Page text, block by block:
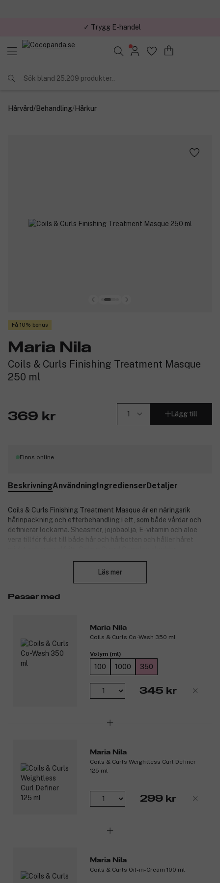
✓ Trygg E-handel
Sök bland 25.209 produkter..
Hårvård/Behandling/Hårkur
Få 10% bonus
Maria Nila
Coils & Curls Finishing Treatment Masque
250 ml
369 kr Lägg till
Finns online
BeskrivningAnvändningIngredienserDetaljer
Coils & Curls Finishing Treatment Masque är en näringsrik
hårinpackning och efterbehandling i ett, som både vårdar och
definierar lockarna. Sheasmör, jojobaolja, E-vitamin och aloe
vera tillför fukt till både hår och hårbotten och håller håret
Läs mer
Passar med
Maria Nila
Coils & Curls Co-Wash 350 ml
Volym (ml)
100 1000 350
345 kr
Maria Nila
Coils & Curls Weightless Curl Definer
125 ml
299 kr
Maria Nila
Coils & Curls Oil-in-Cream 100 ml